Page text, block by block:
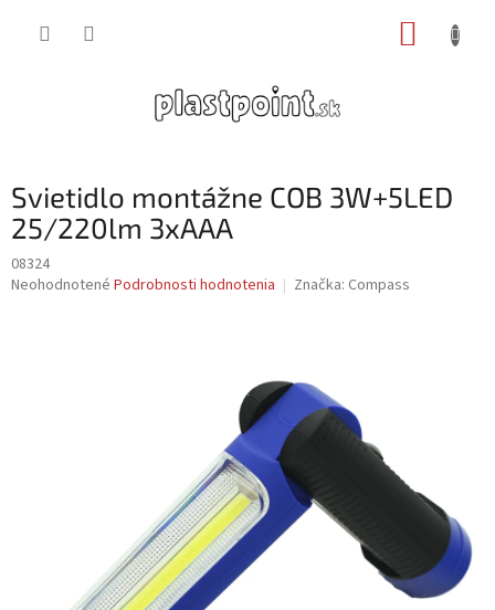
Svietidlo montážne COB 3W+5LED
25/220lm 3xAAA
08324
Priemerné
Neohodnotené Podrobnosti hodnotenia Značka: Compass